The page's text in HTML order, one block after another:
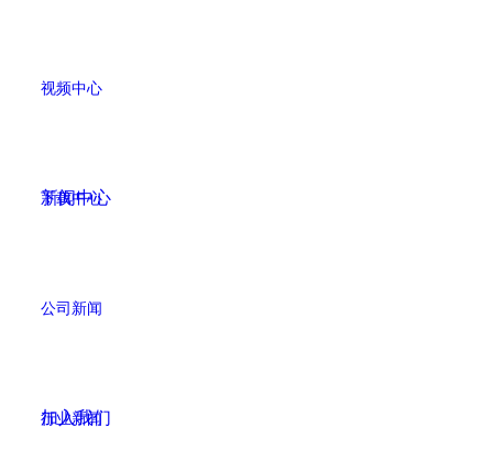
视频中心
下载中心
新闻中心
公司新闻
行业新闻
加入我们